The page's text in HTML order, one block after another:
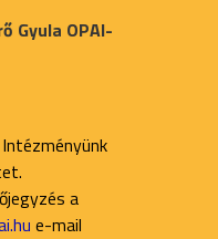
Gyula OPAI-
a
e-mail